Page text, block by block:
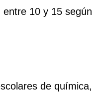
10 y 15 según
de química,